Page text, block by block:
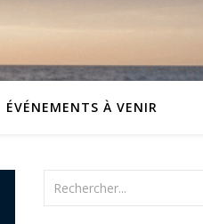
ÉVÉNEMENTS À VENIR